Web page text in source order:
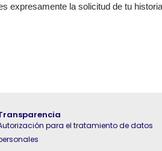
expresamente la solicitud de tu
para el tratamiento de datos